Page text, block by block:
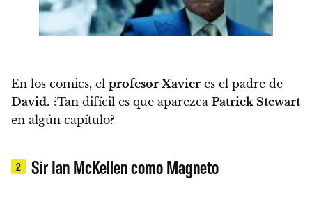
En los comics, el profesor Xavier es el padre de
David. ¿Tan difícil es que aparezca Patrick Stewart
en algún capítulo?
2 Sir Ian McKellen como Magneto